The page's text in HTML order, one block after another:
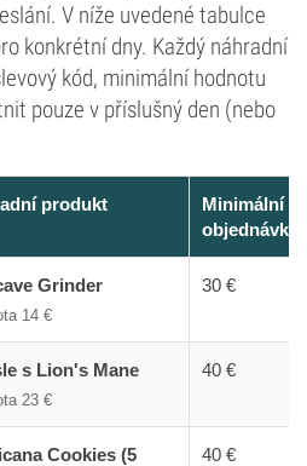
V níže uvedené tabulce
konkrétní dny. Každý náhradní
kód, minimální hodnotu
pouze v příslušný den (nebo
produkt
Minimální
objednávky
Grinder
14 €
30 €
s Lion's Mane
23 €
40 €
Cookies (5
40 €